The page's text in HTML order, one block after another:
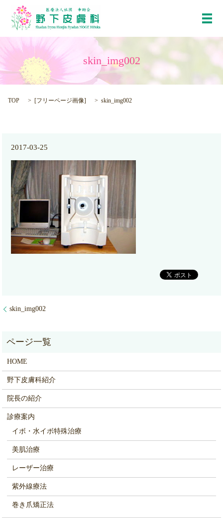
メ
skin_img002
TOP [フリーページ画像] skin_img002
2017-03-25
skin_img002
HOME
野下皮膚科紹介
院長の紹介
診療案内
イボ・水イボ特殊治療
美肌治療
レーザー治療
紫外線療法
巻き爪矯正法